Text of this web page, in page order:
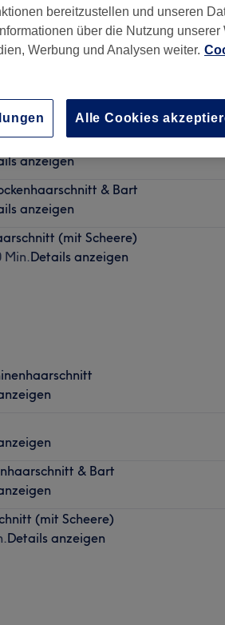
anzeigen
anzeigen
& Bart
anzeigen
(mit Scheere)
Min.Details anzeigen
& Bart
(mit Scheere)
Details anzeigen
bereitzustellen und unseren
über die Nutzung unserer
Werbung und Analysen weiter.
Alle Cookies